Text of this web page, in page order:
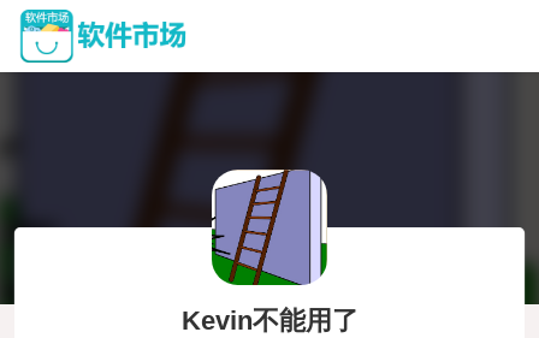
Kevin不能用了